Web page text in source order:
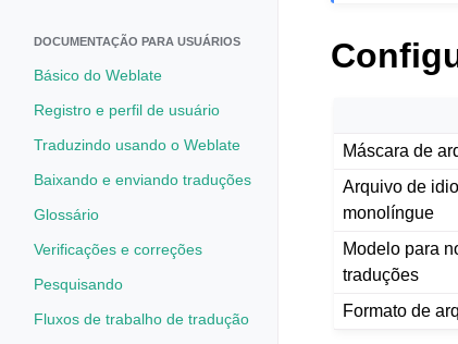
DOCUMENTAÇÃO PARA USUÁRIOS
Básico do Weblate
Registro e perfil de usuário
Traduzindo usando o Weblate
Baixando e enviando traduções
Glossário
Verificações e correções
Pesquisando
Fluxos de trabalho de tradução
Máscara de
Arquivo de
monolíngue
Modelo para
traduções
Formato de